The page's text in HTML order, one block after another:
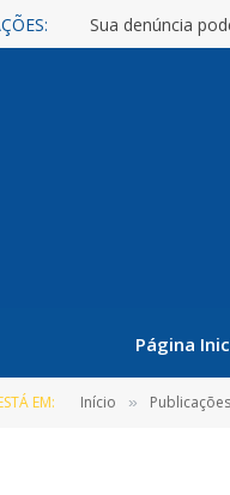
Sua denúncia
Página
EM: Início »